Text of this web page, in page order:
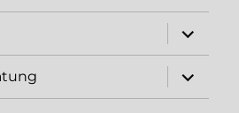
öffnen
öffnen